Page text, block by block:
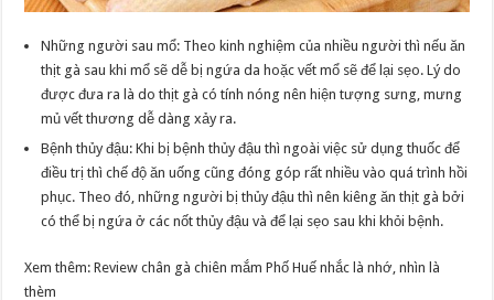
Những người sau mổ: Theo kinh nghiệm của nhiều người thì nếu ăn
thịt gà sau khi mổ sẽ dễ bị ngứa da hoặc vết mổ sẽ để lại sẹo. Lý do
được đưa ra là do thịt gà có tính nóng nên hiện tượng sưng, mưng
mủ vết thương dễ dàng xảy ra.
Bệnh thủy đậu: Khi bị bệnh thủy đậu thì ngoài việc sử dụng thuốc để
điều trị thì chế độ ăn uống cũng đóng góp rất nhiều vào quá trình hồi
phục. Theo đó, những người bị thủy đậu thì nên kiêng ăn thịt gà bởi
có thể bị ngứa ở các nốt thủy đậu và để lại sẹo sau khi khỏi bệnh.
Xem thêm: Review chân gà chiên mắm Phố Huế nhắc là nhớ, nhìn là
thèm